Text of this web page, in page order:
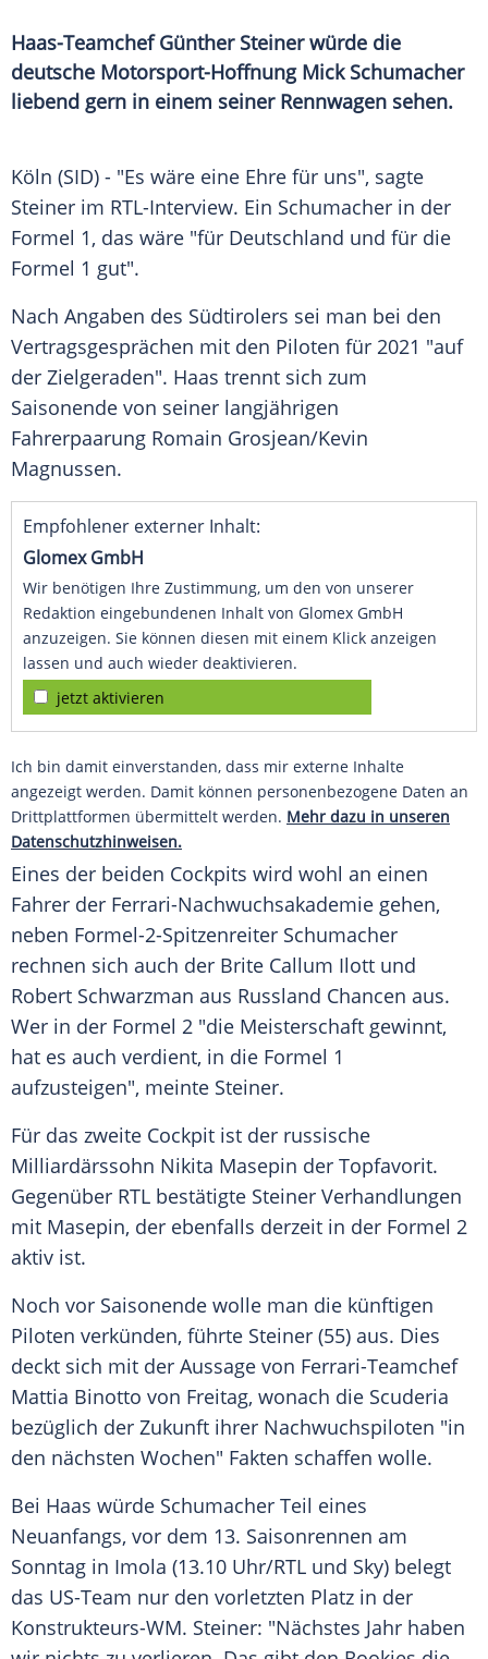
Haas-Teamchef Günther Steiner würde die
deutsche Motorsport-Hoffnung Mick Schumacher
liebend gern in einem seiner Rennwagen sehen.
Köln (SID) - "Es wäre eine Ehre für uns", sagte
Steiner im RTL-Interview. Ein Schumacher in der
Formel 1, das wäre "für Deutschland und für die
Formel 1 gut".
Nach Angaben des Südtirolers sei man bei den
Vertragsgesprächen mit den Piloten für 2021 "auf
der Zielgeraden". Haas trennt sich zum
Saisonende von seiner langjährigen
Fahrerpaarung Romain Grosjean/Kevin
Magnussen.
Empfohlener externer Inhalt:
Glomex GmbH
Wir benötigen Ihre Zustimmung, um den von unserer
Redaktion eingebundenen Inhalt von Glomex GmbH
anzuzeigen. Sie können diesen mit einem Klick anzeigen
lassen und auch wieder deaktivieren.
jetzt aktivieren
Ich bin damit einverstanden, dass mir externe Inhalte
angezeigt werden. Damit können personenbezogene Daten an
Drittplattformen übermittelt werden. Mehr dazu in unseren
Datenschutzhinweisen.
Eines der beiden Cockpits wird wohl an einen
Fahrer der Ferrari-Nachwuchsakademie gehen,
neben Formel-2-Spitzenreiter Schumacher
rechnen sich auch der Brite Callum Ilott und
Robert Schwarzman aus Russland Chancen aus.
Wer in der Formel 2 "die Meisterschaft gewinnt,
hat es auch verdient, in die Formel 1
aufzusteigen", meinte Steiner.
Für das zweite Cockpit ist der russische
Milliardärssohn Nikita Masepin der Topfavorit.
Gegenüber RTL bestätigte Steiner Verhandlungen
mit Masepin, der ebenfalls derzeit in der Formel 2
aktiv ist.
Noch vor Saisonende wolle man die künftigen
Piloten verkünden, führte Steiner (55) aus. Dies
deckt sich mit der Aussage von Ferrari-Teamchef
Mattia Binotto von Freitag, wonach die Scuderia
bezüglich der Zukunft ihrer Nachwuchspiloten "in
den nächsten Wochen" Fakten schaffen wolle.
Bei Haas würde Schumacher Teil eines
Neuanfangs, vor dem 13. Saisonrennen am
Sonntag in Imola (13.10 Uhr/RTL und Sky) belegt
das US-Team nur den vorletzten Platz in der
Konstrukteurs-WM. Steiner: "Nächstes Jahr haben